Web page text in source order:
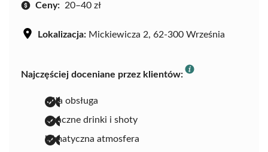
Ceny: 20–40 zł
Lokalizacja: Mickiewicza 2, 62-300 Września
Najczęściej doceniane przez klientów:
miła obsługa
smaczne drinki i shoty
klimatyczna atmosfera